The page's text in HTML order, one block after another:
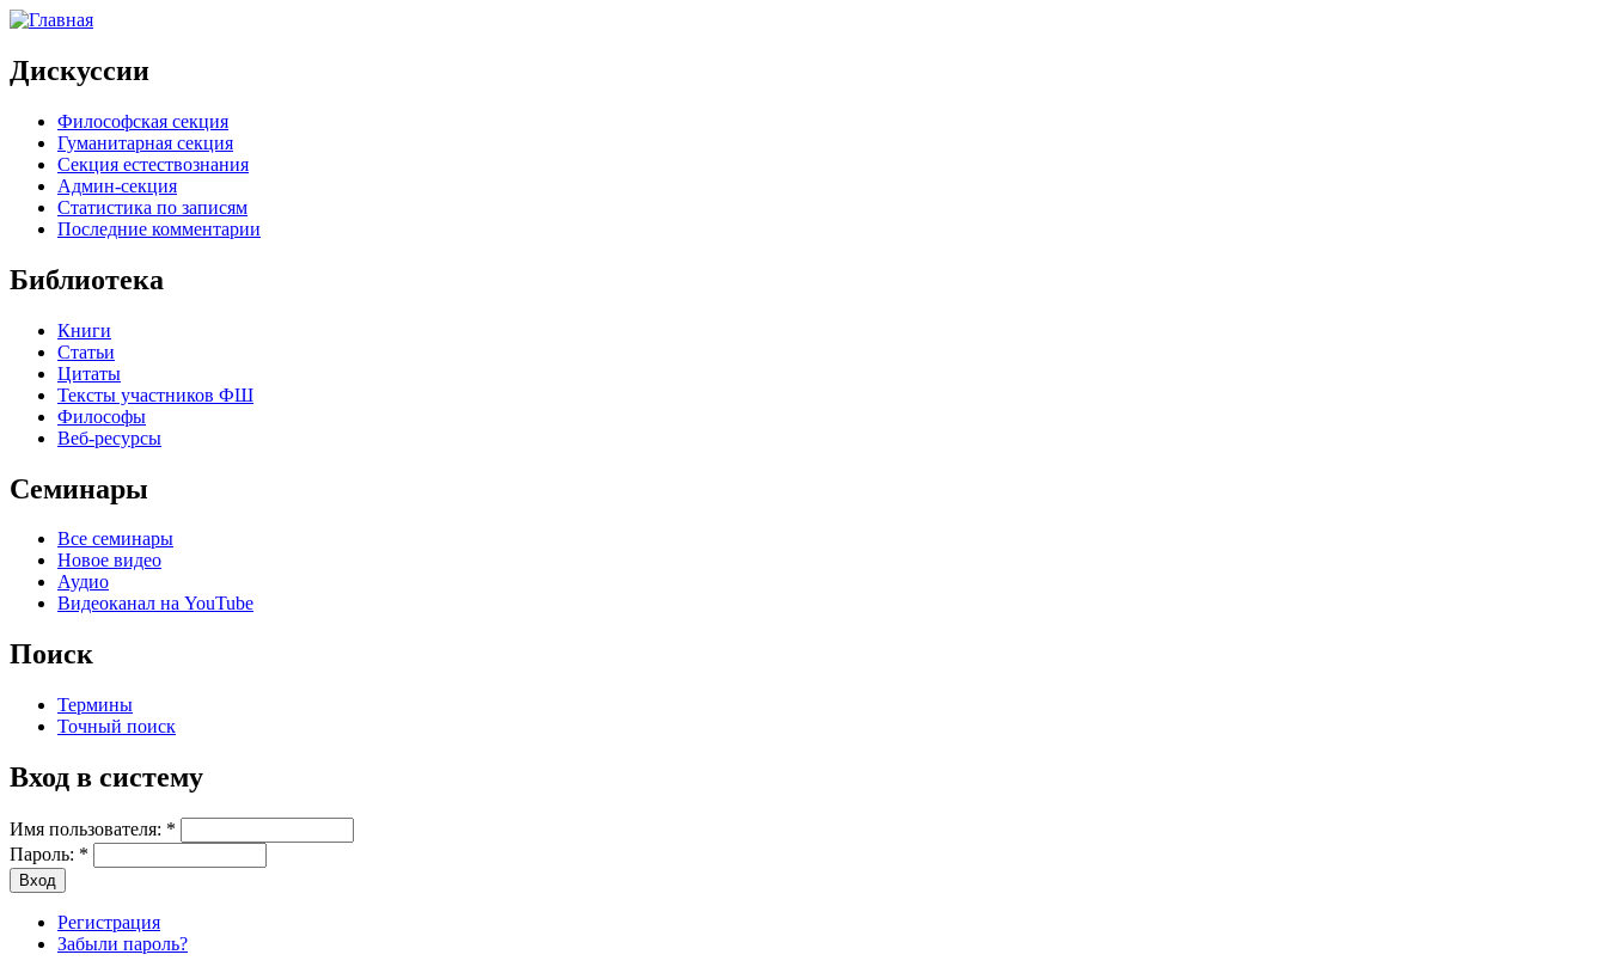
Дискуссии
Философская секция
Гуманитарная секция
Секция естествознания
Админ-секция
Статистика по записям
Последние комментарии
Библиотека
Книги
Статьи
Цитаты
Тексты участников ФШ
Философы
Веб-ресурсы
Семинары
Все семинары
Новое видео
Аудио
Видеоканал на YouTube
Поиск
Термины
Точный поиск
Вход в систему
Имя пользователя: *
Пароль: *
Регистрация
Забыли пароль?